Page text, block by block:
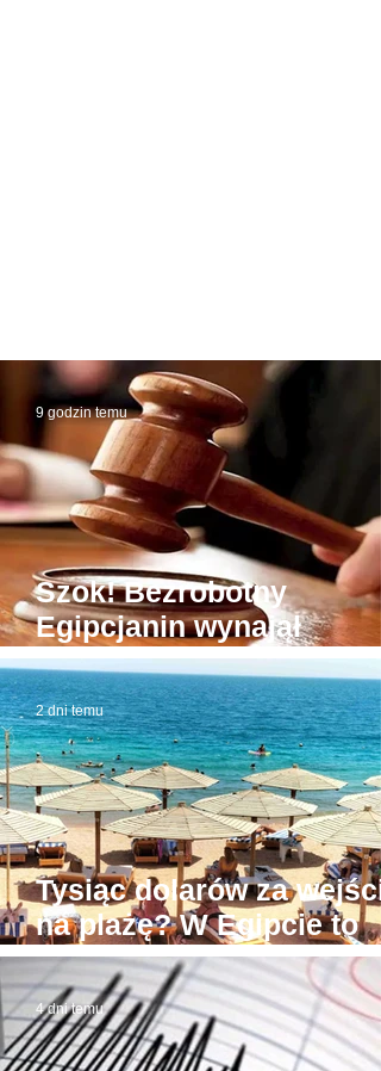
Szok! Bezrobotny
Egipcjanin wynajął
budynek sądu. W
roboty todze wyłudzał
łapówki od naiwnych
9 godzin temu
Tysiąc dolarów za
na plażę? W Egipcie to
możliwe! Stąd awantury
2 dni temu
4 dni temu